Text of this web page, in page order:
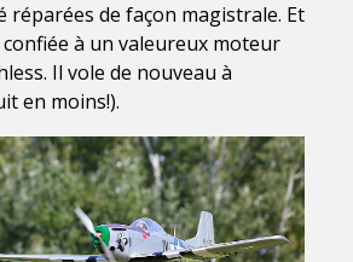
réparées de façon magistrale. Et
à un valeureux moteur
Il vole de nouveau à
en moins!).